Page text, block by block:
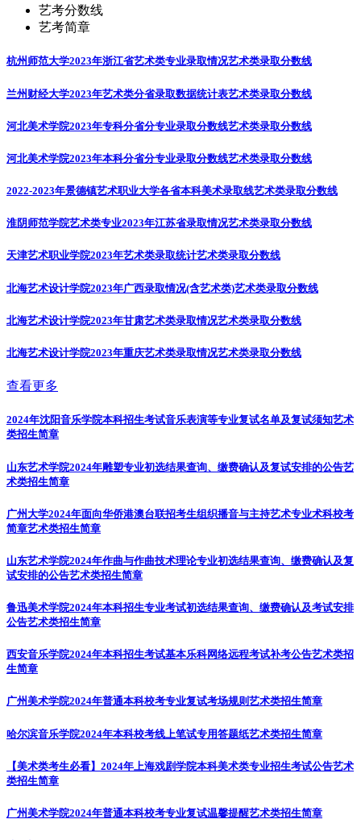
艺考分数线
艺考简章
杭州师范大学2023年浙江省艺术类专业录取情况艺术类录取分数线
兰州财经大学2023年艺术类分省录取数据统计表艺术类录取分数线
河北美术学院2023年专科分省分专业录取分数线艺术类录取分数线
河北美术学院2023年本科分省分专业录取分数线艺术类录取分数线
2022-2023年景德镇艺术职业大学各省本科美术录取线艺术类录取分数线
淮阴师范学院艺术类专业2023年江苏省录取情况艺术类录取分数线
天津艺术职业学院2023年艺术类录取统计艺术类录取分数线
北海艺术设计学院2023年广西录取情况(含艺术类)艺术类录取分数线
北海艺术设计学院2023年甘肃艺术类录取情况艺术类录取分数线
北海艺术设计学院2023年重庆艺术类录取情况艺术类录取分数线
查看更多
2024年沈阳音乐学院本科招生考试音乐表演等专业复试名单及复试须知艺术
类招生简章
山东艺术学院2024年雕塑专业初选结果查询、缴费确认及复试安排的公告艺
术类招生简章
广州大学2024年面向华侨港澳台联招考生组织播音与主持艺术专业术科校考
简章艺术类招生简章
山东艺术学院2024年作曲与作曲技术理论专业初选结果查询、缴费确认及复
试安排的公告艺术类招生简章
鲁迅美术学院2024年本科招生专业考试初选结果查询、缴费确认及考试安排
公告艺术类招生简章
西安音乐学院2024年本科招生考试基本乐科网络远程考试补考公告艺术类招
生简章
广州美术学院2024年普通本科校考专业复试考场规则艺术类招生简章
哈尔滨音乐学院2024年本科校考线上笔试专用答题纸艺术类招生简章
【美术类考生必看】2024年上海戏剧学院本科美术类专业招生考试公告艺术
类招生简章
广州美术学院2024年普通本科校考专业复试温馨提醒艺术类招生简章